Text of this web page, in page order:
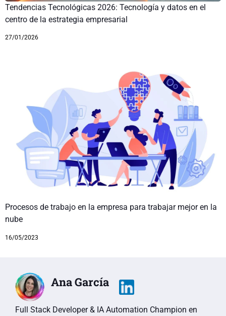
Tendencias Tecnológicas 2026: Tecnología y datos en el
centro de la estrategia empresarial
27/01/2026
Procesos de trabajo en la empresa para trabajar mejor en la
nube
16/05/2023
Ana García
Full Stack Developer & IA Automation Champion en